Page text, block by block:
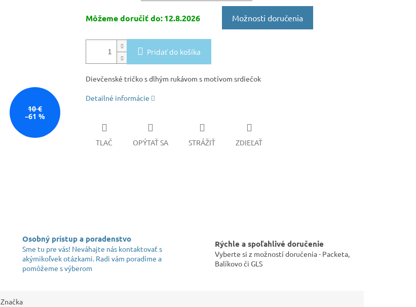
10 €
–61 %
Môžeme doručiť do:12.8.2026 Možnosti doručenia
Pridať do košíka
Dievčenské tričko s dlhým rukávom s motívom srdiečok
Detailné informácie
TLAČ OPÝTAŤ SA STRÁŽIŤ ZDIEĽAŤ
Osobný prístup a poradenstvo
Sme tu pre vás! Neváhajte nás kontaktovať s
akýmikoľvek otázkami. Radi vám poradíme a
pomôžeme s výberom
Rýchle a spoľahlivé doručenie
Vyberte si z možností doručenia - Packeta,
Balíkovo či GLS
Značka